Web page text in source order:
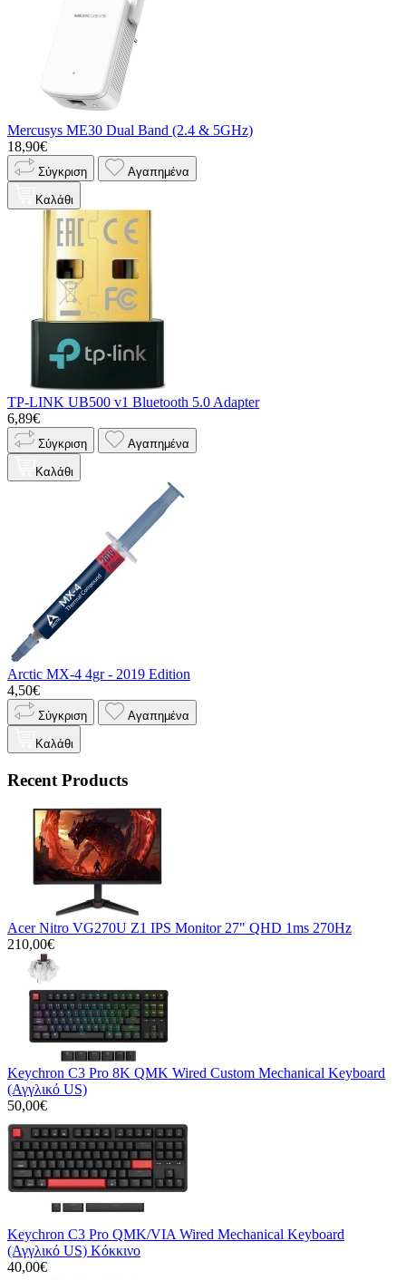
Mercusys ME30 Dual Band (2.4 & 5GHz)
18,90€
Σύγκριση Αγαπημένα
Καλάθι
TP-LINK UB500 v1 Bluetooth 5.0 Adapter
6,89€
Σύγκριση Αγαπημένα
Καλάθι
Arctic MX-4 4gr - 2019 Edition
4,50€
Σύγκριση Αγαπημένα
Καλάθι
Recent Products
Acer Nitro VG270U Z1 IPS Monitor 27" QHD 1ms 270Hz
210,00€
Keychron C3 Pro 8K QMK Wired Custom Mechanical Keyboard
(Αγγλικό US)
50,00€
Keychron C3 Pro QMK/VIA Wired Mechanical Keyboard
(Αγγλικό US) Κόκκινο
40,00€